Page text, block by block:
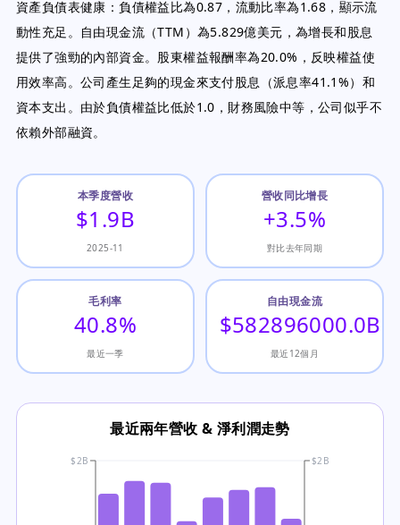
資產負債表健康：負債權益比為0.87，流動比率為1.68，顯示流
動性充足。自由現金流（TTM）為5.829億美元，為增長和股息
提供了強勁的內部資金。股東權益報酬率為20.0%，反映權益使
用效率高。公司產生足夠的現金來支付股息（派息率41.1%）和
資本支出。由於負債權益比低於1.0，財務風險中等，公司似乎不
依賴外部融資。
本季度營收
$1.9B
2025-11
營收同比增長
+3.5%
對比去年同期
毛利率
40.8%
最近一季
自由現金流
$582896000.0B
最近12個月
最近兩年營收 & 淨利潤走勢
$2B $2B